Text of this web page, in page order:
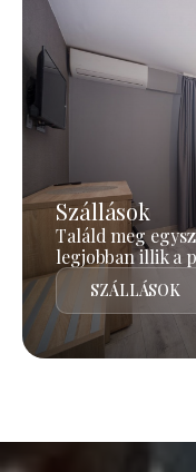
Szállások
Találd meg
legjobban illik a
SZÁLLÁSOK